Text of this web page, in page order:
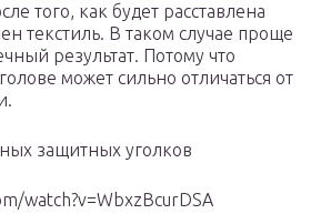
того, как будет расставлена
текстиль. В таком случае проще
результат. Потому что
может сильно отличаться от
защитных уголков
watch?v=WbxzBcurDSA